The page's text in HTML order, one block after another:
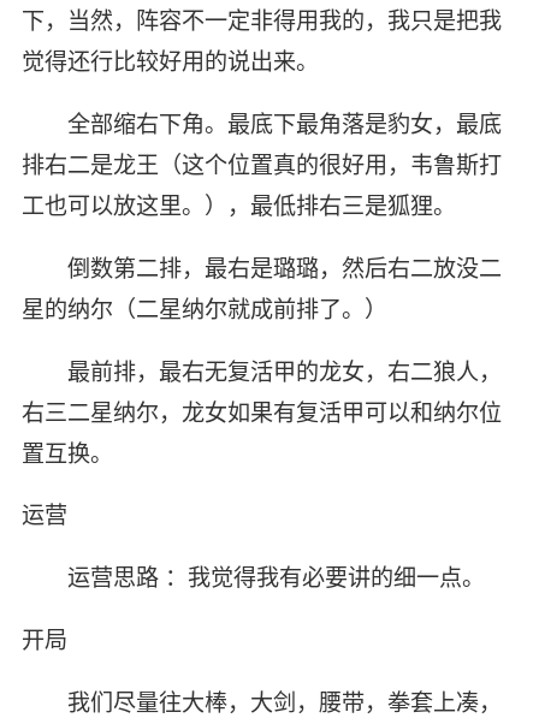
下，当然，阵容不一定非得用我的，我只是把我
觉得还行比较好用的说出来。
全部缩右下角。最底下最角落是豹女，最底
排右二是龙王（这个位置真的很好用，韦鲁斯打
工也可以放这里。），最低排右三是狐狸。
倒数第二排，最右是璐璐，然后右二放没二
星的纳尔（二星纳尔就成前排了。）
最前排，最右无复活甲的龙女，右二狼人，
右三二星纳尔，龙女如果有复活甲可以和纳尔位
置互换。
运营
运营思路 ：我觉得我有必要讲的细一点。
开局
我们尽量往大棒，大剑，腰带，拳套上凑，